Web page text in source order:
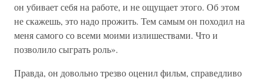
он убивает себя на работе, и не ощущает этого. Об этом
не скажешь, это надо прожить. Тем самым он походил на
меня самого со всеми моими излишествами. Что и
позволило сыграть роль».
Правда, он довольно трезво оценил фильм, справедливо